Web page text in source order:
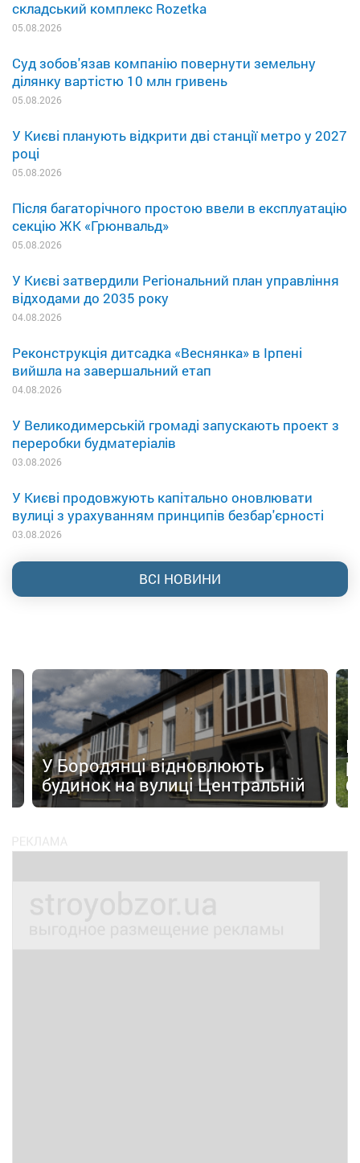
складський комплекс Rozetka
05.08.2026
Суд зобов'язав компанію повернути земельну
ділянку вартістю 10 млн гривень
05.08.2026
У Києві планують відкрити дві станції метро у 2027
році
05.08.2026
Після багаторічного простою ввели в експлуатацію
секцію ЖК «Грюнвальд»
05.08.2026
У Києві затвердили Регіональний план управління
відходами до 2035 року
04.08.2026
Реконструкція дитсадка «Веснянка» в Ірпені
вийшла на завершальний етап
04.08.2026
У Великодимерській громаді запускають проект з
переробки будматеріалів
03.08.2026
У Києві продовжують капітально оновлювати
вулиці з урахуванням принципів безбар'єрності
03.08.2026
ВСІ НОВИНИ
У Бородянці відновлюють
будинок на вулиці Центральній